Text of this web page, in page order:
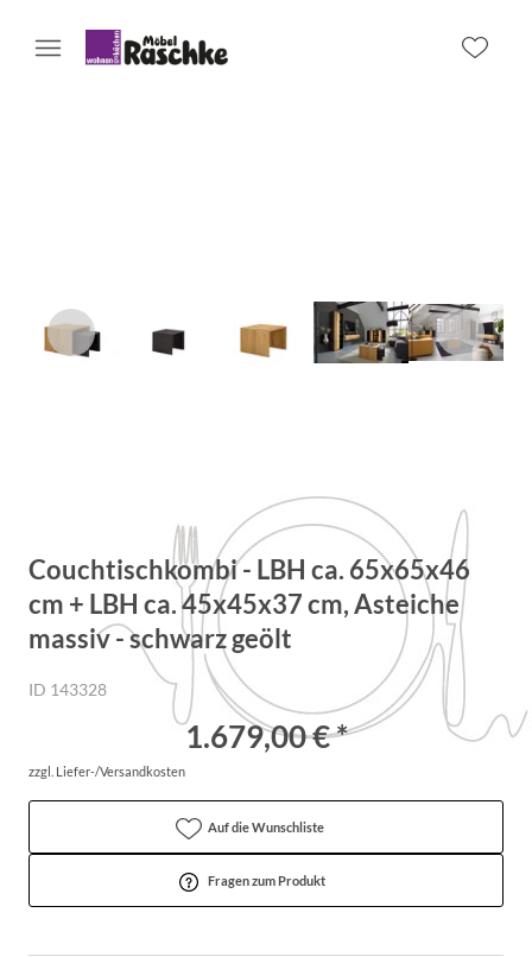
Couchtischkombi - LBH ca. 65x65x46
cm + LBH ca. 45x45x37 cm, Asteiche
massiv - schwarz geölt
ID 143328
1.679,00 € *
zzgl. Liefer-/Versandkosten
Auf die Wunschliste
Fragen zum Produkt